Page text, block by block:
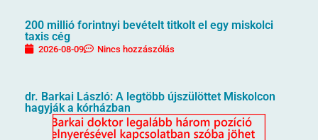
200 millió forintnyi bevételt titkolt el egy miskolci
taxis cég
2026-08-09 Nincs hozzászólás
dr. Barkai László: A legtöbb újszülöttet Miskolcon
hagyják a kórházban